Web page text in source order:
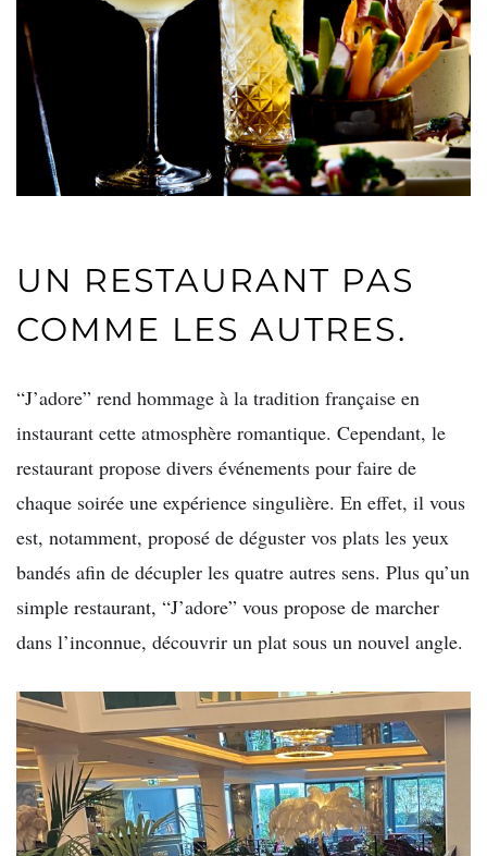
UN RESTAURANT PAS
COMME LES AUTRES.
“J’adore” rend hommage à la tradition française en
instaurant cette atmosphère romantique. Cependant, le
restaurant propose divers événements pour faire de
chaque soirée une expérience singulière. En effet, il vous
est, notamment, proposé de déguster vos plats les yeux
bandés afin de décupler les quatre autres sens. Plus qu’un
simple restaurant, “J’adore” vous propose de marcher
dans l’inconnue, découvrir un plat sous un nouvel angle.